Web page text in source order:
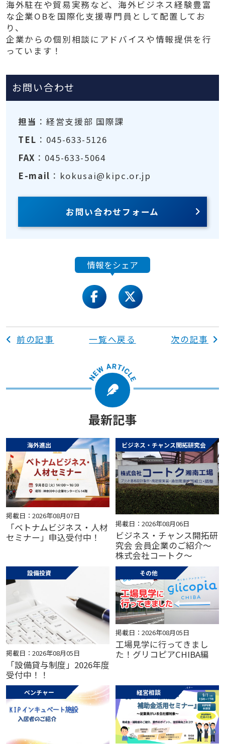
海外駐在や貿易実務など、海外ビジネス経験豊富
な企業OBを国際化支援専門員として配置してお
り、
企業からの個別相談にアドバイスや情報提供を行
っています！
お問い合わせ
担当 ：経営支援部 国際課
TEL ：045-633-5126
FAX ：045-633-5064
E-mail ：kokusai@kipc.or.jp
お問い合わせフォーム
情報をシェア
facebooktwitter
前の記事 一覧へ戻る 次の記事
最新記事
海外進出
掲載日：2026年08月07日
「ベトナムビジネス・人材
セミナー」申込受付中！
ビジネス・チャンス開拓研究会
掲載日：2026年08月06日
ビジネス・チャンス開拓研
究会 会員企業のご紹介～
株式会社コートク～
設備投資
掲載日：2026年08月05日
「設備貸与制度」2026年度
受付中！！
その他
掲載日：2026年08月05日
工場見学に行ってきまし
た！グリコピアCHIBA編
ベンチャー 経営相談